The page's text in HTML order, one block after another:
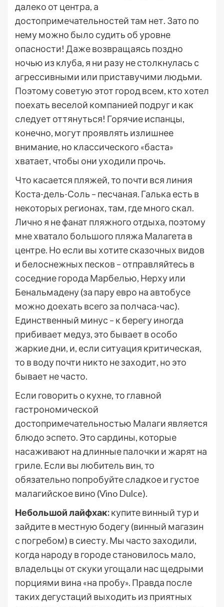
далеко от центра, а
достопримечательностей там нет. Зато по
нему можно было судить об уровне
опасности! Даже возвращаясь поздно
ночью из клуба, я ни разу не столкнулась с
агрессивными или приставучими людьми.
Поэтому советую этот город всем, кто хотел
поехать веселой компанией подруг и как
следует оттянуться! Горячие испанцы,
конечно, могут проявлять излишнее
внимание, но классического «баста»
хватает, чтобы они уходили прочь.
Что касается пляжей, то почти вся линия
Коста-дель-Соль – песчаная. Галька есть в
некоторых регионах, там, где много скал.
Лично я не фанат пляжного отдыха, поэтому
мне хватало большого пляжа Малагета в
центре. Но если вы хотите сказочных видов
и белоснежных песков – отправляйтесь в
соседние города Марбелью, Нерху или
Бенальмадену (за пару евро на автобусе
можно доехать всего за полчаса-час).
Единственный минус – к берегу иногда
прибивает медуз, это бывает в особо
жаркие дни, и, если ситуация критическая,
то в воду почти никто не заходит, но это
бывает не часто.
Если говорить о кухне, то главной
гастрономической
достопримечательностью Малаги является
блюдо эспето. Это сардины, которые
насаживают на длинные палочки и жарят на
гриле. Если вы любитель вин, то
обязательно попробуйте сладкое и густое
малагийское вино (Vino Dulce).
Небольшой лайфхак:купите винный тур и
зайдите в местную бодегу (винный магазин
с погребом) в сиесту. Мы часто заходили,
когда народу в городе становилось мало,
владельцы от скуки угощали нас щедрыми
порциями вина «на пробу». Правда после
таких дегустаций выходить из приятных